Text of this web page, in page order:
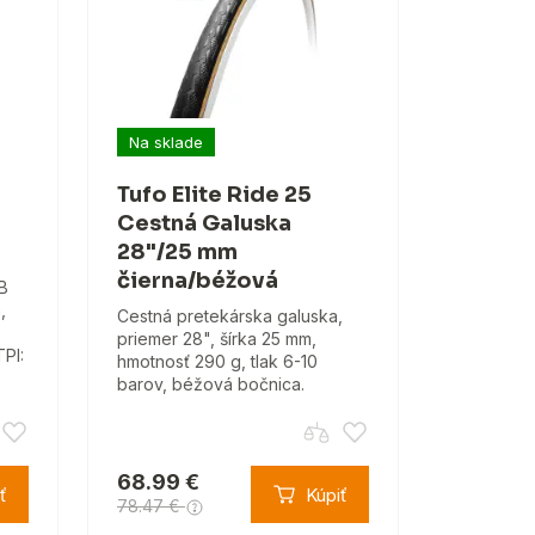
Na sklade
Tufo Elite Ride 25
Cestná Galuska
28"/25 mm
čierna/béžová
Cestná pretekárska galuska,
priemer 28", šírka 25 mm,
hmotnosť 290 g, tlak 6-10
barov, béžová bočnica.
68.99 €
78.47 € Kúpiť